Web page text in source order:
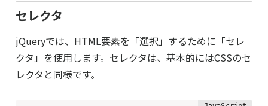
セレクタ
jQueryでは、HTML要素を「選択」するために「セレ
クタ」を使用します。セレクタは、基本的にはCSSのセ
レクタと同様です。